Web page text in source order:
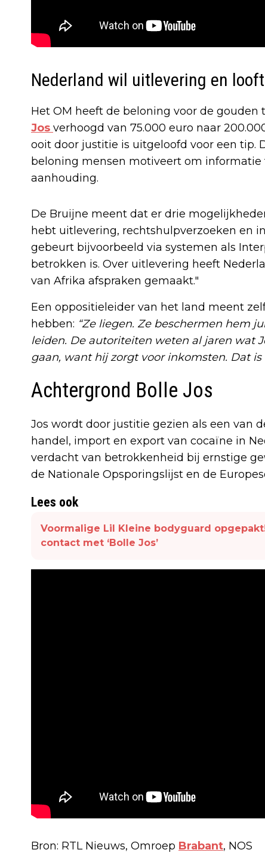
Nederland wil uitlevering en
Het OM heeft de beloning voor de
Jos verhoogd van 75.000 euro naar
ooit door justitie is uitgeloofd voor een tip.
beloning mensen motiveert om
aanhouding.
De Bruijne meent dat er drie
hebt uitlevering, rechtshulpverzoeken en
gebeurt bijvoorbeeld via systemen als
betrokken is. Over uitlevering heeft
van Afrika afspraken gemaakt."
Een oppositieleider van het land meent
hebben: “Ze liegen. Ze beschermen hem
leiden. De autoriteiten weten al jaren wat
gaan, want hij zorgt voor inkomsten. Dat is
Achtergrond Bolle Jos
Jos wordt door justitie gezien als een van
handel, import en export van cocaïne in
verdacht van betrokkenheid bij ernstige
de Nationale Opsporingslijst en de
Lees ook
Voormalige Lil Kleine bodyguard
contact met ‘Bolle Jos’
Bron: RTL Nieuws, Omroep Brabant, NOS